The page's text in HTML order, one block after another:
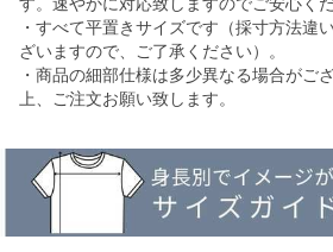
・すべて平置きサイズです（採寸方法違
ざいますので、ご了承ください）。
・商品の細部仕様は多少異なる場合がご
上、ご注文お願い致します。